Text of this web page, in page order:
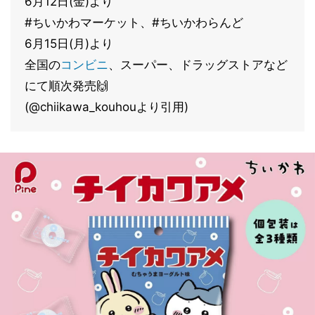
#ちいかわマーケット、#ちいかわらんど
6月15日(月)より
全国のコンビニ、スーパー、ドラッグストアなど
にて順次発売🙌
(@chiikawa_kouhouより引用)